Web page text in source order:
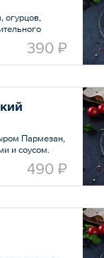
огурцов,
390 ₽
Пармезан,
и соусом.
490 ₽